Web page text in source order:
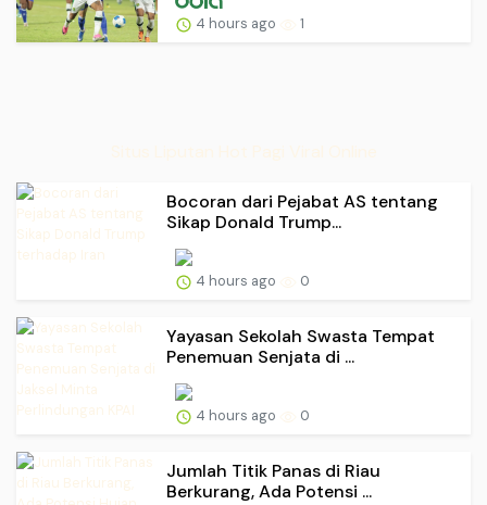
4 hours ago 1
Bocoran dari Pejabat AS tentang
Sikap Donald Trump...
4 hours ago 0
Yayasan Sekolah Swasta Tempat
Penemuan Senjata di ...
4 hours ago 0
Jumlah Titik Panas di Riau
Berkurang, Ada Potensi ...